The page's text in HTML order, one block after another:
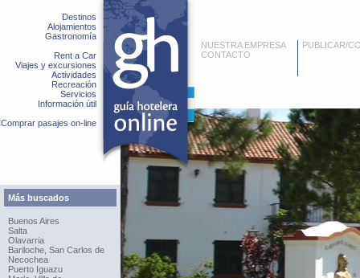
Destinos
Alojamientos
Gastronomía
Rent a Car
Viajes y excursiones
Actividades
Recreación
Servicios
Información útil
Comprar pasajes on-line
Más buscados
Buenos Aires
Salta
Olavarria
Bariloche, San Carlos de
Necochea
Puerto Iguazu
NUESTRA EMPRESA
CONTACTO
PUBLICAR/